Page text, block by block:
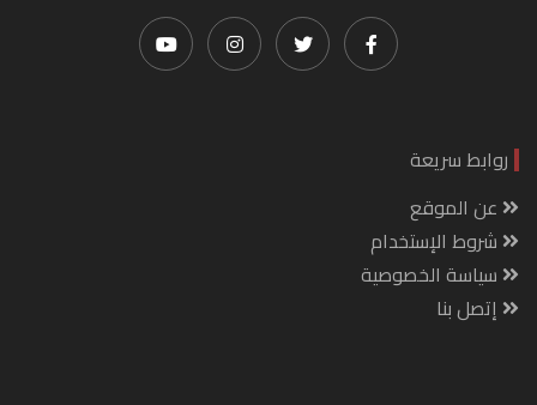
روابط سريعة
عن الموقع
شروط الإستخدام
سياسة الخصوصية
إتصل بنا